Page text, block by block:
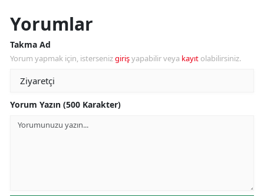
Yorumlar
Takma Ad
Yorum yapmak için, istersenizgirişyapabilir veya kayıt olabilirsiniz.
Yorum Yazın (500 Karakter)